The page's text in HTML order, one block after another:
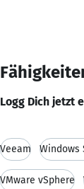
Logg Dich jetzt
Veeam Windows
VMware vSphere